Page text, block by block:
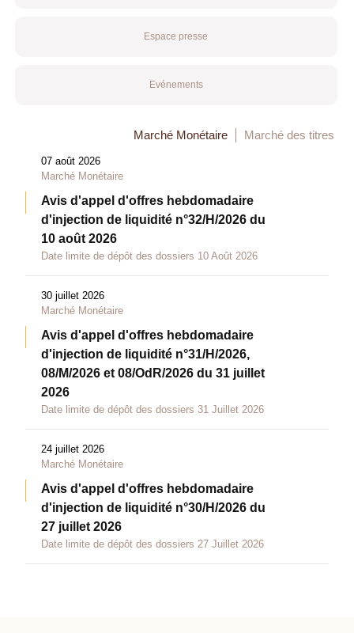
Espace presse
Evénements
Marché Monétaire Marché des titres
07 août 2026
Marché Monétaire
Avis d'appel d'offres hebdomadaire
d'injection de liquidité n°32/H/2026 du
10 août 2026
Date limite de dépôt des dossiers 10 Août 2026
30 juillet 2026
Marché Monétaire
Avis d'appel d'offres hebdomadaire
d'injection de liquidité n°31/H/2026,
08/M/2026 et 08/OdR/2026 du 31 juillet
2026
Date limite de dépôt des dossiers 31 Juillet 2026
24 juillet 2026
Marché Monétaire
Avis d'appel d'offres hebdomadaire
d'injection de liquidité n°30/H/2026 du
27 juillet 2026
Date limite de dépôt des dossiers 27 Juillet 2026